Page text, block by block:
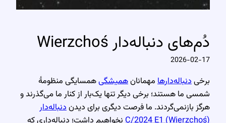
دُم‌های دنباله‌دار Wierzchoś
2026-02-17
برخیدنباله‌دارهامهمانانهمیشگیهمسایگی منظومهٔ
شمسی ما هستند؛ برخی دیگر تنها یک‌بار از کنار ما می‌گذرند و
هرگز بازنمی‌گردند. ما فرصت دیگری برای دیدندنباله‌دار
C/2024 E1 (Wierzchoś)نخواهیم داشت؛ دنباله‌داری که